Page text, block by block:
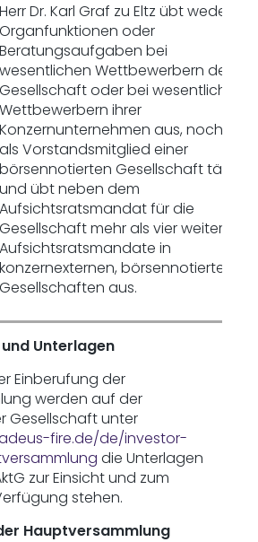
Herr Dr. Karl Graf zu Eltz übt weder
Organfunktionen oder
Beratungsaufgaben bei
wesentlichen Wettbewerbern der
Gesellschaft oder bei wesentlichen
Wettbewerbern ihrer
Konzernunternehmen aus, noch ist er
als Vorstandsmitglied einer
börsennotierten Gesellschaft tätig
und übt neben dem
Aufsichtsratsmandat für die
Gesellschaft mehr als vier weitere
Aufsichtsratsmandate in
konzernexternen, börsennotierten
Gesellschaften aus.
Unterlagen
Einberufung der
werden auf der
Gesellschaft unter
fire.de/de/investor-
die Unterlagen
zur Einsicht und zum
stehen.
Hauptversammlung